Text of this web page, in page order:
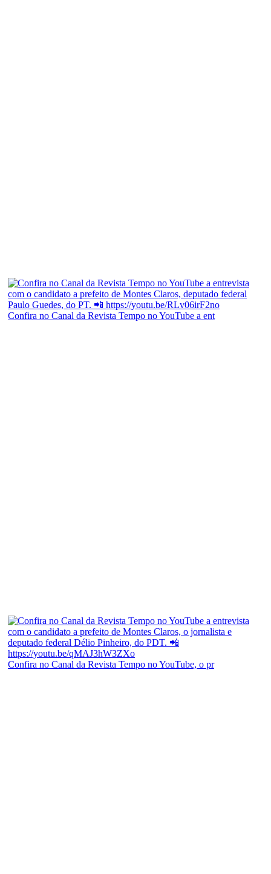
Confira no Canal da Revista Tempo no YouTube a ent
Confira no Canal da Revista Tempo no YouTube, o pr